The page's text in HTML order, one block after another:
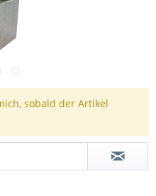
sobald der Artikel